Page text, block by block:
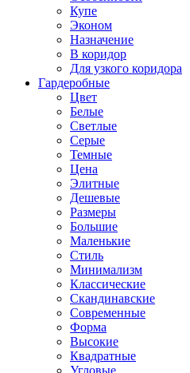
Купе
Эконом
Назначение
В коридор
Для узкого коридора
Гардеробные
Цвет
Белые
Светлые
Серые
Темные
Цена
Элитные
Дешевые
Размеры
Большие
Маленькие
Стиль
Минимализм
Классические
Скандинавские
Современные
Форма
Высокие
Квадратные
Угловые